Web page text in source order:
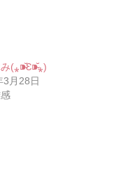
み(⁎⁍̴̆Ɛ⁍̴̆⁎)
3月28日